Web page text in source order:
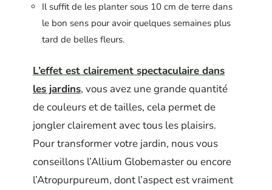
Il suffit de les planter sous 10 cm de terre dans
le bon sens pour avoir quelques semaines plus
tard de belles fleurs.
L’effet est clairement spectaculaire dans
les jardins, vous avez une grande quantité
de couleurs et de tailles, cela permet de
jongler clairement avec tous les plaisirs.
Pour transformer votre jardin, nous vous
conseillons l’Allium Globemaster ou encore
l’Atropurpureum, dont l’aspect est vraiment